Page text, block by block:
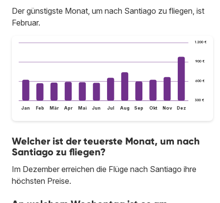
Der günstigste Monat, um nach Santiago zu fliegen, ist
Februar.
300 €
600 €
900 €
1.200 €
Jan Feb Mär Apr Mai Jun Jul Aug Sep Okt Nov Dez
Welcher ist der teuerste Monat, um nach
Santiago zu fliegen?
Im Dezember erreichen die Flüge nach Santiago ihre
höchsten Preise.